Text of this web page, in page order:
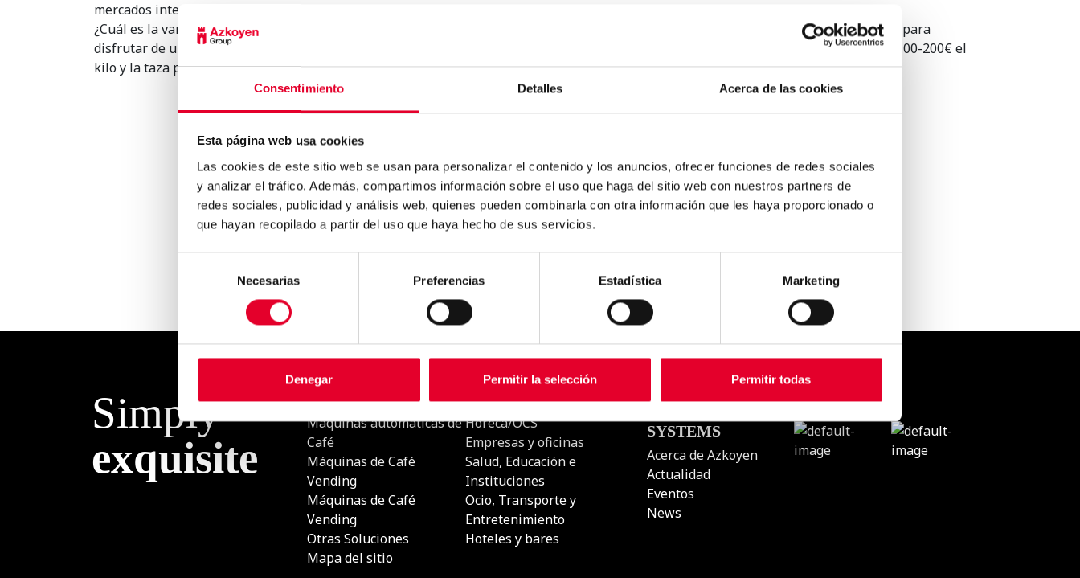
Consentimiento Detalles Acerca de las cookies
Esta página web usa cookies
Las cookies de este sitio web se usan para personalizar el contenido y los anuncios, ofrecer funciones de redes sociales
y analizar el tráfico. Además, compartimos información sobre el uso que haga del sitio web con nuestros partners de
redes sociales, publicidad y análisis web, quienes pueden combinarla con otra información que les haya proporcionado o
que hayan recopilado a partir del uso que haya hecho de sus servicios.
consentimiento
Necesarias Preferencias Estadística Marketing
Denegar Permitir la selección Permitir todas
mercados internacionales.
¿Cuál es la variedad más exótica de café que has probado? ¿Te gusta el café premium? No hace falta que gastes 250 euros en una taza para
disfrutar de un buen café, pero si tienes la oportunidad date un capricho de vez en cuando y pruebas cafés de selección, no pasan de 100-200€ el
kilo y la taza puede disfrutarse por menos de 3 euros.
Conoce a tus clientes: El 10%
de la población esp...
¿Qué tiene el café que está
convirtiendo las c...
Simply
exquisite
PRODUCTOS
Máquinas automáticas de
Café
Máquinas de Café
Vending
Máquinas de Café
Vending
Otras Soluciones
Mapa del sitio
UBICACIONES
Horeca/OCS
Empresas y oficinas
Salud, Educación e
Instituciones
Ocio, Transporte y
Entretenimiento
Hoteles y bares
AZKOYEN
SYSTEMS
Acerca de Azkoyen
Actualidad
Eventos
News
CONTACTO